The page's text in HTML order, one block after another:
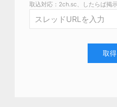
取込対応：2ch.sc、したらば掲
取得